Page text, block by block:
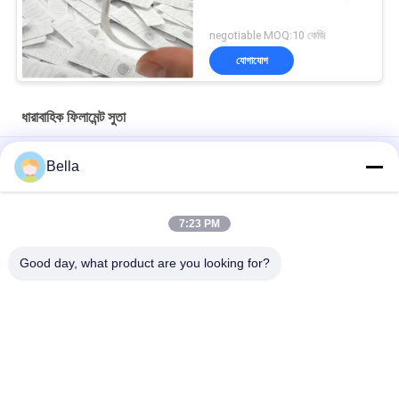
negotiable MOQ:10 কেজি
যোগাযোগ
ধারাবাহিক ফিলামেন্ট সুতা
12um বৈদ্যুতিক পরিবাহী সুতা
316L স্টেইনলেস স্টীল তাপ প্রতিরোধী সেলাই থ্রেড, উচ্চ তাপমাত্রা প্রতিরোধের এবং উচ্চ
Bella
7:23 PM
Good day, what product are you looking for?